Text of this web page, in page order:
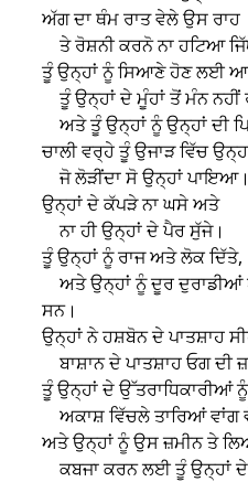
ਅੱਗ ਦਾ ਥੰਮ ਰਾਤ ਵੇਲੇ ਉਸ ਰਾਹ
ਤੇ ਰੋਸ਼ਨੀ ਕਰਨੋ ਨਾ ਹਟਿਆ
ਤੂੰ ਉਨ੍ਹਾਂ ਨੂੰ ਸਿਆਣੇ ਹੋਣ ਲਈ
ਤੂੰ ਉਨ੍ਹਾਂ ਦੇ ਮੂੰਹਾਂ ਤੋਂ ਮੰਨ
ਅਤੇ ਤੂੰ ਉਨ੍ਹਾਂ ਨੂੰ ਉਨ੍ਹਾਂ ਦੀ
ਚਾਲੀ ਵਰ੍ਹੇ ਤੂੰ ਉਜਾੜ ਵਿੱਚ
ਜੋ ਲੋੜੀਂਦਾ ਸੋ ਉਨ੍ਹਾਂ ਪਾਇਆ।
ਉਨ੍ਹਾਂ ਦੇ ਕੱਪੜੇ ਨਾ ਘਸੇ ਅਤੇ
ਨਾ ਹੀ ਉਨ੍ਹਾਂ ਦੇ ਪੈਰ ਸੁੱਜੇ।
ਤੂੰ ਉਨ੍ਹਾਂ ਨੂੰ ਰਾਜ ਅਤੇ ਲੋਕ ਦਿੱਤੇ,
ਅਤੇ ਉਨ੍ਹਾਂ ਨੂੰ ਦੂਰ ਦੁਰਾਡੀਆਂ
ਸਨ।
ਉਨ੍ਹਾਂ ਨੇ ਹਸ਼ਬੋਨ ਦੇ ਪਾਤਸ਼ਾਹ
ਬਾਸ਼ਾਨ ਦੇ ਪਾਤਸ਼ਾਹ ਓਗ ਦੀ
ਤੂੰ ਉਨ੍ਹਾਂ ਦੇ ਉੱਤਰਾਧਿਕਾਰੀਆਂ ਨੂੰ
ਅਕਾਸ਼ ਵਿੱਚਲੇ ਤਾਰਿਆਂ
ਅਤੇ ਉਨ੍ਹਾਂ ਨੂੰ ਉਸ ਜ਼ਮੀਨ ਤੇ
ਕਬਜਾ ਕਰਨ ਲਈ ਤੂੰ ਉਨ੍ਹਾਂ ਦੇ